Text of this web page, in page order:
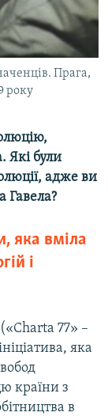
Прага,
року
Які були
адже ви
Гавела?
яка вміла
і
77» –
яка
країни з
в